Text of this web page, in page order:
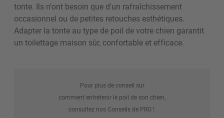
tonte. Ils n'ont besoin que d'un rafraîchissement
occasionnel ou de petites retouches esthétiques.
Adapter la tonte au type de poil de votre chien garantit
un toilettage maison sûr, confortable et efficace.
Pour plus de conseil sur
comment entretenir le poil de son chien,
consultez nos Conseils de PRO !